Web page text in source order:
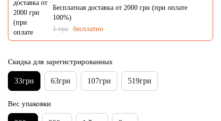
Бесплатная доставка от 2000 грн (при оплате
100%)
1 грн
бесплатно
Скидка для зарегистрированных
33грн 63грн 107грн 519грн
Вес упаковки